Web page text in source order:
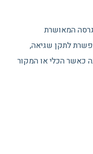
המאושרת
לתקן שגיאה,
כאשר הכלי או המקור